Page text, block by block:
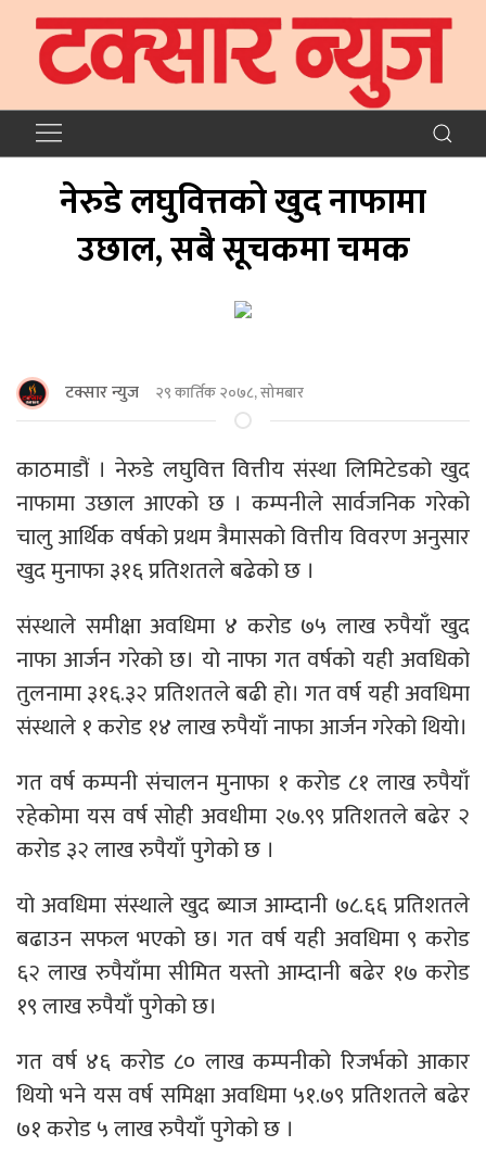
नेरुडे लघुवित्तको खुद नाफामा
उछाल, सबै सूचकमा चमक
टक्सार न्युज २९ कार्तिक २०७८, सोमबार
काठमाडौं । नेरुडे लघुवित्त वित्तीय संस्था लिमिटेडको खुद
नाफामा उछाल आएको छ । कम्पनीले सार्वजनिक गरेको
चालु आर्थिक वर्षको प्रथम त्रैमासको वित्तीय विवरण अनुसार
खुद मुनाफा ३१६ प्रतिशतले बढेको छ ।
संस्थाले समीक्षा अवधिमा ४ करोड ७५ लाख रुपैयाँ खुद
नाफा आर्जन गरेको छ। यो नाफा गत वर्षको यही अवधिको
तुलनामा ३१६.३२ प्रतिशतले बढी हो। गत वर्ष यही अवधिमा
संस्थाले १ करोड १४ लाख रुपैयाँ नाफा आर्जन गरेको थियो।
गत वर्ष कम्पनी संचालन मुनाफा १ करोड ८१ लाख रुपैयाँ
रहेकोमा यस वर्ष सोही अवधीमा २७.९९ प्रतिशतले बढेर २
करोड ३२ लाख रुपैयाँ पुगेको छ ।
यो अवधिमा संस्थाले खुद ब्याज आम्दानी ७८.६६ प्रतिशतले
बढाउन सफल भएको छ। गत वर्ष यही अवधिमा ९ करोड
६२ लाख रुपैयाँमा सीमित यस्तो आम्दानी बढेर १७ करोड
१९ लाख रुपैयाँ पुगेको छ।
गत वर्ष ४६ करोड ८० लाख कम्पनीको रिजर्भको आकार
थियो भने यस वर्ष समिक्षा अवधिमा ५१.७९ प्रतिशतले बढेर
७१ करोड ५ लाख रुपैयाँ पुगेको छ ।